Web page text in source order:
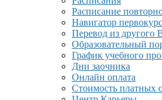
Расписание
Навигатор
Перевод из другого
Образовательный
График учебного
Дни заочника
Онлайн оплата
Стоимость платных